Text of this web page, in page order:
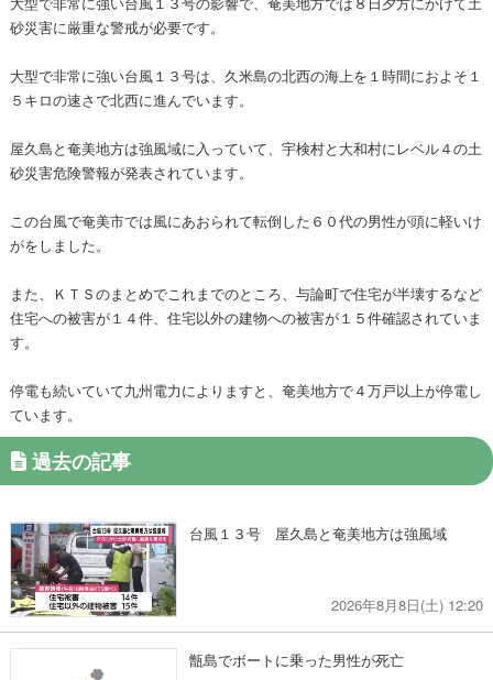
砂災害に厳重な警戒が必要です。
大型で非常に強い台風１３号は、久米島の北西の海上を１時間におよそ１
５キロの速さで北西に進んでいます。
屋久島と奄美地方は強風域に入っていて、宇検村と大和村にレベル４の土
砂災害危険警報が発表されています。
この台風で奄美市では風にあおられて転倒した６０代の男性が頭に軽いけ
がをしました。
また、ＫＴＳのまとめでこれまでのところ、与論町で住宅が半壊するなど
住宅への被害が１４件、住宅以外の建物への被害が１５件確認されていま
す。
停電も続いていて九州電力によりますと、奄美地方で４万戸以上が停電し
ています。
過去の記事
台風１３号 屋久島と奄美地方は強風域
2026年8月8日(土) 12:20
甑島でボートに乗った男性が死亡